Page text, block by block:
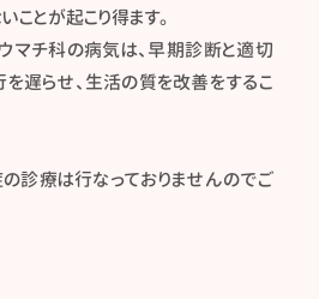
ことが起こり得ます。
マチ科の病気は、早期診断と適切
遅らせ、生活の質を改善をするこ
診療は行なっておりませんのでご